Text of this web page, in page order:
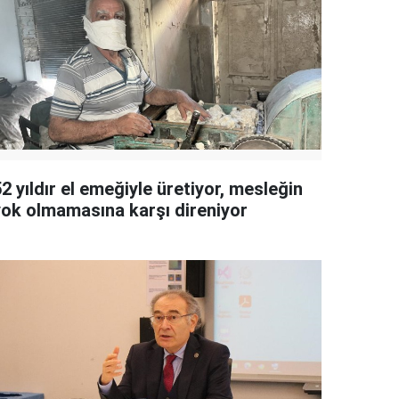
yıldır el emeğiyle üretiyor, mesleğin
olmamasına karşı direniyor